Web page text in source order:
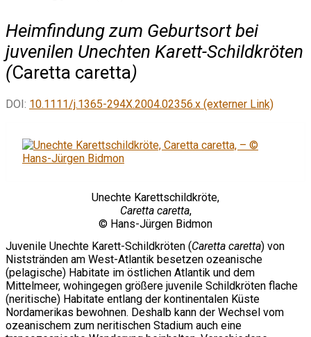
Heimfindung zum Geburtsort bei
juvenilen Unechten Karett-Schildkröten
(Caretta caretta)
DOI: 10.1111/j.1365-294X.2004.02356.x (externer Link)
Unechte Karettschildkröte,
Caretta caretta,
© Hans-Jürgen Bidmon
Juvenile Unechte Karett-Schildkröten (Caretta caretta) von
Niststränden am West-Atlantik besetzen ozeanische
(pelagische) Habitate im östlichen Atlantik und dem
Mittelmeer, wohingegen größere juvenile Schildkröten flache
(neritische) Habitate entlang der kontinentalen Küste
Nordamerikas bewohnen. Deshalb kann der Wechsel vom
ozeanischem zum neritischen Stadium auch eine